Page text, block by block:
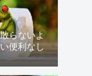
らないよ
便利なし